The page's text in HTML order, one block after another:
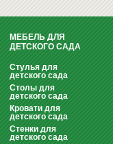
МЕБЕЛЬ ДЛЯ
ДЕТСКОГО САДА
Стулья для
детского сада
Столы для
детского сада
Кровати для
детского сада
Стенки для
детского сада